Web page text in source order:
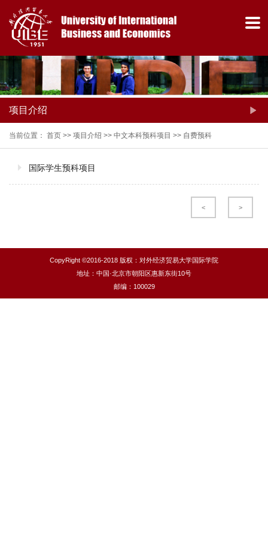
项目介绍
当前位置： 首页 >> 项目介绍 >> 中文本科预科项目 >> 自费预科
国际学生预科项目
< >
CopyRight ©2016-2018 版权：对外经济贸易大学国际学院
地址：中国·北京市朝阳区惠新东街10号
邮编：100029